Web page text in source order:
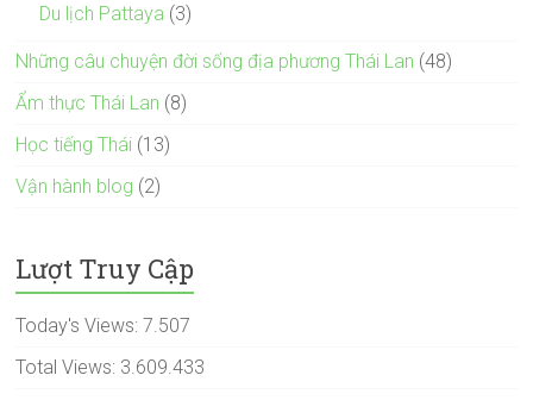
Du lịch Pattaya (3)
Những câu chuyện đời sống địa phương Thái Lan (48)
Ẩm thực Thái Lan (8)
Học tiếng Thái (13)
Vận hành blog (2)
Lượt Truy Cập
Today's Views:7.507
Total Views: 3.609.433